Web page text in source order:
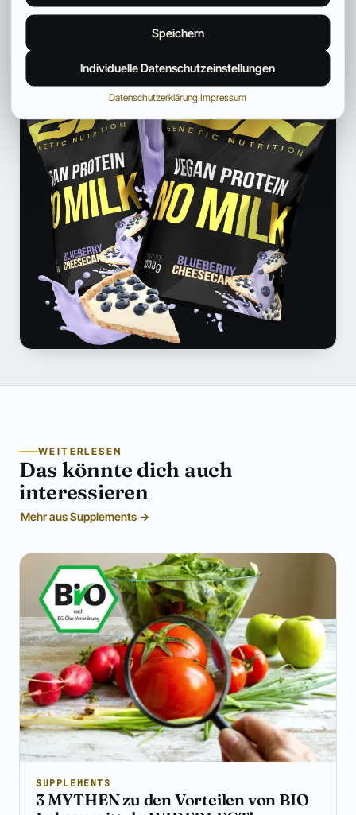
ANZEIGE
WEITERLESEN
Das könnte dich auch
interessieren
Mehr aus Supplements →
SUPPLEMENTS
3 MYTHEN zu den Vorteilen von BIO
Speichern
Individuelle Datenschutzeinstellungen
Datenschutzerklärung·Impressum